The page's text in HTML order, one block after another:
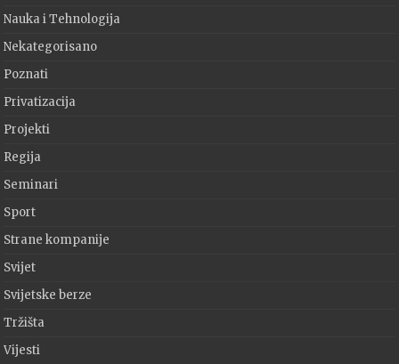
Nauka i Tehnologija
Nekategorisano
Poznati
Privatizacija
Projekti
Regija
Seminari
Sport
Strane kompanije
Svijet
Svijetske berze
Tržišta
Vijesti